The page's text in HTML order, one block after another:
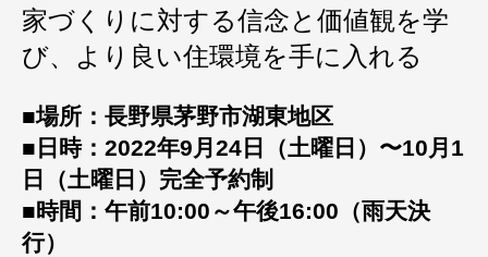
家づくりに対する信念と価値観を学
び、より良い住環境を手に入れる
■場所：長野県茅野市湖東地区
■日時：2022年9月24日（土曜日）〜10月1
日（土曜日）完全予約制
■時間：午前10:00～午後16:00（雨天決
行）